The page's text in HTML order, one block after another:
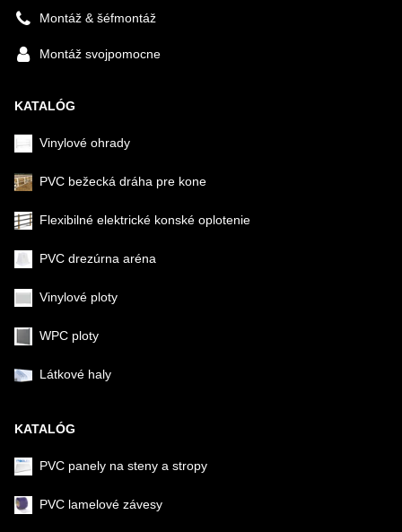
Montáž & šéfmontáž
Montáž svojpomocne
KATALÓG
Vinylové ohrady
PVC bežecká dráha pre kone
Flexibilné elektrické konské oplotenie
PVC drezúrna aréna
Vinylové ploty
WPC ploty
Látkové haly
KATALÓG
PVC panely na steny a stropy
PVC lamelové závesy